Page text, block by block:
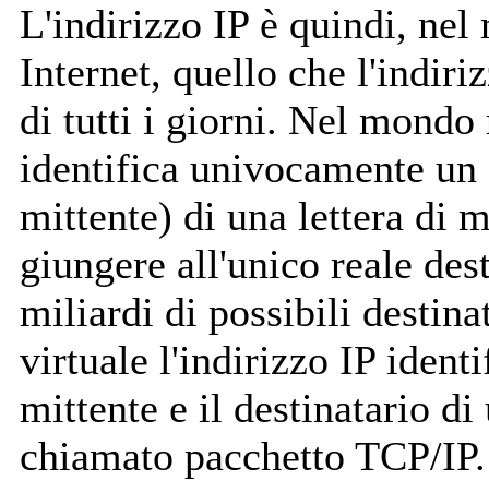
L'indirizzo IP è quindi, nel
Internet, quello che
di tutti i giorni. Nel mondo
identifica univocamente un
mittente) di una lettera di
giungere all'unico reale
miliardi di possibili
virtuale l'indirizzo IP
mittente e il destinatario di
chiamato pacchetto TCP/IP.